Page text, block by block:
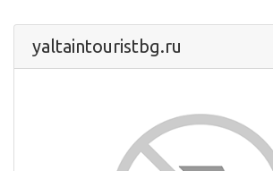
yaltaintouristbg.ru